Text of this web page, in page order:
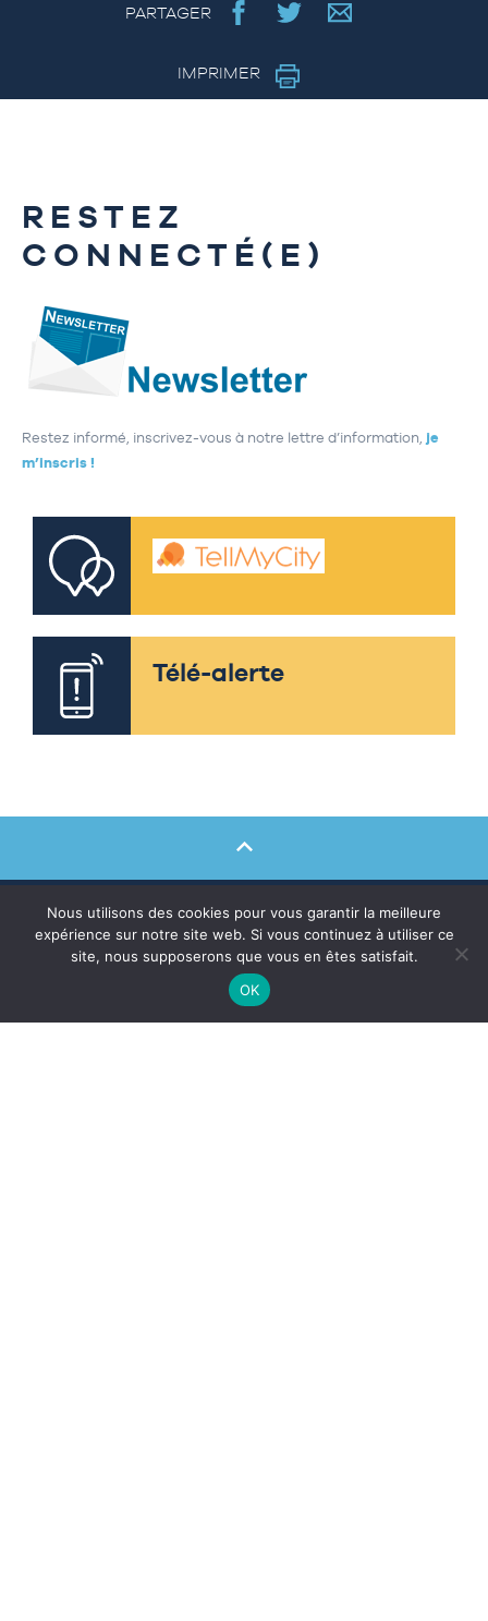
PARTAGER
IMPRIMER
RESTEZ
CONNECTÉ(E)
Restez informé, inscrivez-vous à notre lettre d’information, je
m’inscris !
Télé-alerte
Nous utilisons des cookies pour vous garantir la meilleure
expérience sur notre site web. Si vous continuez à utiliser ce
site, nous supposerons que vous en êtes satisfait.
OK